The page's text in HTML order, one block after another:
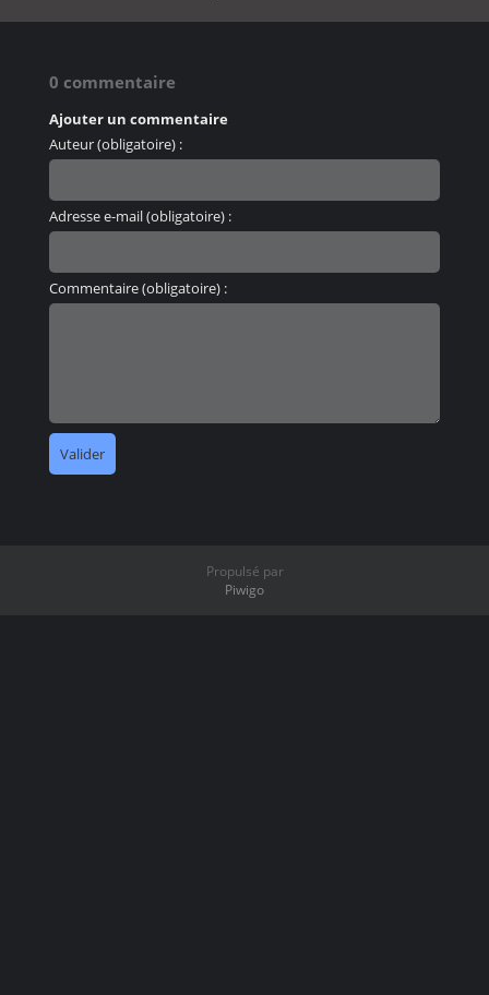
0 commentaire
Ajouter un commentaire
Auteur (obligatoire) :
Adresse e-mail (obligatoire) :
Commentaire (obligatoire) :
Propulsé par
Piwigo